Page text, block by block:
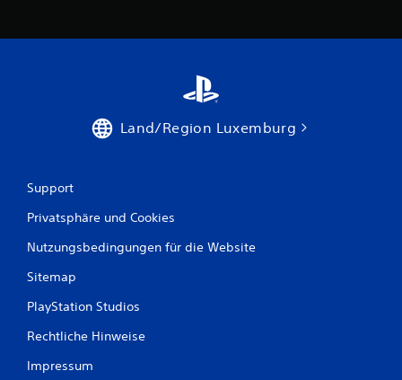
Land/Region Luxemburg
Support
Privatsphäre und Cookies
Nutzungsbedingungen für die Website
Sitemap
PlayStation Studios
Rechtliche Hinweise
Impressum